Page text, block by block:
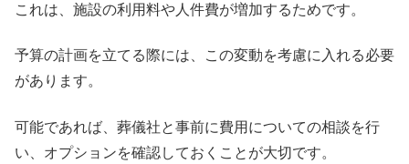
これは、施設の利用料や人件費が増加するためです。
予算の計画を立てる際には、この変動を考慮に入れる必要
があります。
可能であれば、葬儀社と事前に費用についての相談を行
い、オプションを確認しておくことが大切です。